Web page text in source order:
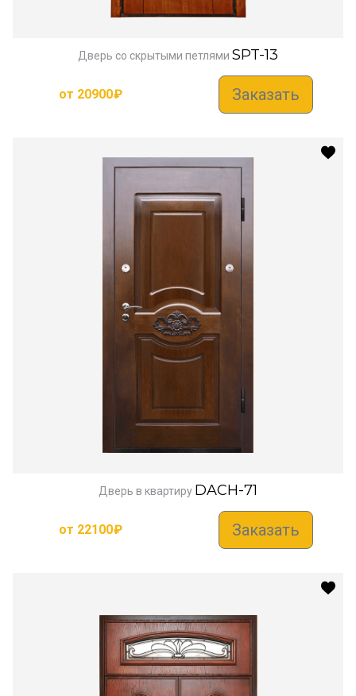
Дверь со скрытыми петлями SPT-13
от 20900₽ Заказать
Дверь в квартиру DACH-71
от 22100₽ Заказать